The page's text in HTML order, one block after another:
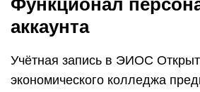
Функционал
аккаунта
Учётная запись в ЭИОС
экономического колледжа